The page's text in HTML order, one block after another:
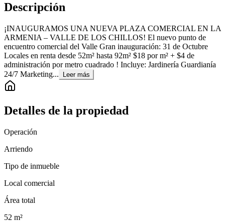
Descripción
¡INAUGURAMOS UNA NUEVA PLAZA COMERCIAL EN LA
ARMENIA – VALLE DE LOS CHILLOS! El nuevo punto de
encuentro comercial del Valle Gran inauguración: 31 de Octubre
Locales en renta desde 52m² hasta 92m² $18 por m² + $4 de
administración por metro cuadrado ! Incluye: Jardinería Guardianía
24/7 Marketing...
Leer más
Detalles de la propiedad
Operación
Arriendo
Tipo de inmueble
Local comercial
Área total
52 m²